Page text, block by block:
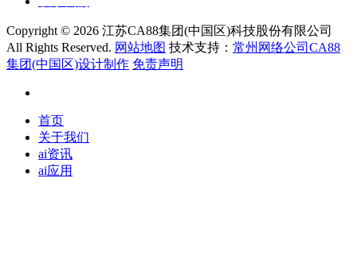
Copyright © 2026 江苏CA88集团(中国区)科技股份有限公司
All Rights Reserved. 网站地图 技术支持： 常州网络公司CA88
集团(中国区)设计制作 免责声明
首页
关于我们
ai资讯
ai应用